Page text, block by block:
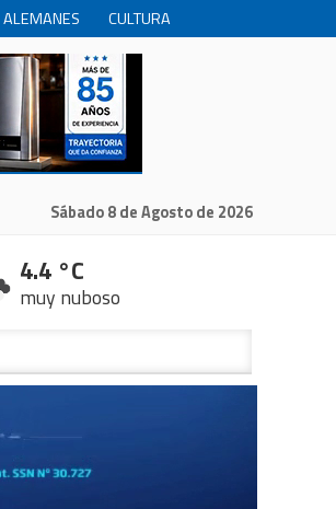
CULTURA
PRODUCCION
Sábado 8 de Agosto de 2026
4.4 °C
muy nuboso